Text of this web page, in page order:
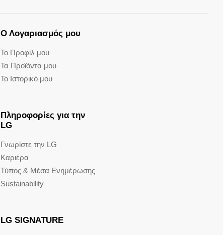
Ο Λογαριασμός μου
Το Προφίλ μου
Τα Προϊόντα μου
Το Ιστορικό μου
Πληροφορίες για την
LG
Γνωρίστε την LG
Καριέρα
Τύπος & Μέσα Ενημέρωσης
Sustainability
LG SIGNATURE